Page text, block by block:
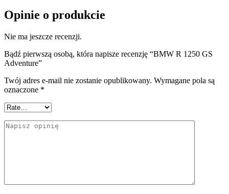
Opinie o produkcie
Nie ma jeszcze recenzji.
Bądź pierwszą osobą, która napisze recenzję “BMW R 1250 GS
Adventure”
Twój adres e-mail nie zostanie opublikowany. Wymagane pola są
oznaczone *